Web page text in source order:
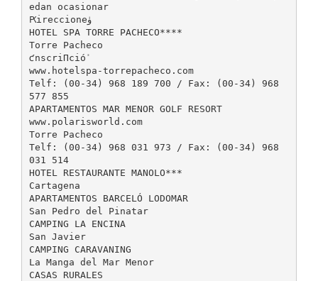
edan ocasionar
Ԗireccione‫ۈ‬
HOTEL SPA TORRE PACHECO****
Torre Pacheco
ƈnscriΠcióܺ
www.hotelspa-torrepacheco.com
Telf: (00-34) 968 189 700 / Fax: (00-34) 968
577 855
APARTAMENTOS MAR MENOR GOLF RESORT
www.polarisworld.com
Torre Pacheco
Telf: (00-34) 968 031 973 / Fax: (00-34) 968
031 514
HOTEL RESTAURANTE MANOLO***
Cartagena
APARTAMENTOS BARCELÓ LODOMAR
San Pedro del Pinatar
CAMPING LA ENCINA
San Javier
CAMPING CARAVANING
La Manga del Mar Menor
CASAS RURALES